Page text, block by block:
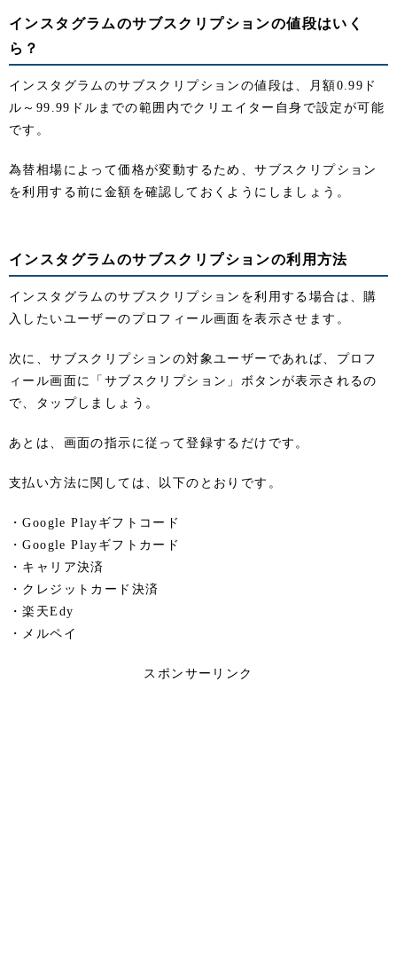
インスタグラムのサブスクリプションの値段はいく
ら？
インスタグラムのサブスクリプションの値段は、月額0.99ド
ル～99.99ドルまでの範囲内でクリエイター自身で設定が可能
です。
為替相場によって価格が変動するため、サブスクリプション
を利用する前に金額を確認しておくようにしましょう。
インスタグラムのサブスクリプションの利用方法
インスタグラムのサブスクリプションを利用する場合は、購
入したいユーザーのプロフィール画面を表示させます。
次に、サブスクリプションの対象ユーザーであれば、プロフ
ィール画面に「サブスクリプション」ボタンが表示されるの
で、タップしましょう。
あとは、画面の指示に従って登録するだけです。
支払い方法に関しては、以下のとおりです。
・Google Playギフトコード
・Google Playギフトカード
・キャリア決済
・クレジットカード決済
・楽天Edy
・メルペイ
スポンサーリンク